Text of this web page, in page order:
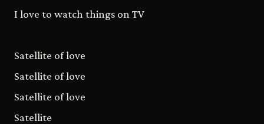
I love to watch things on TV
Satellite of love
Satellite of love
Satellite of love
Satellite